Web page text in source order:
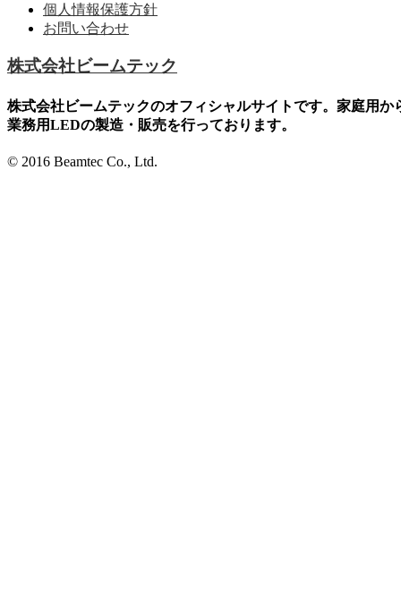
個人情報保護方針
お問い合わせ
株式会社ビームテック
株式会社ビームテックのオフィシャルサイトです。家庭用か
業務用LEDの製造・販売を行っております。
© 2016 Beamtec Co., Ltd.